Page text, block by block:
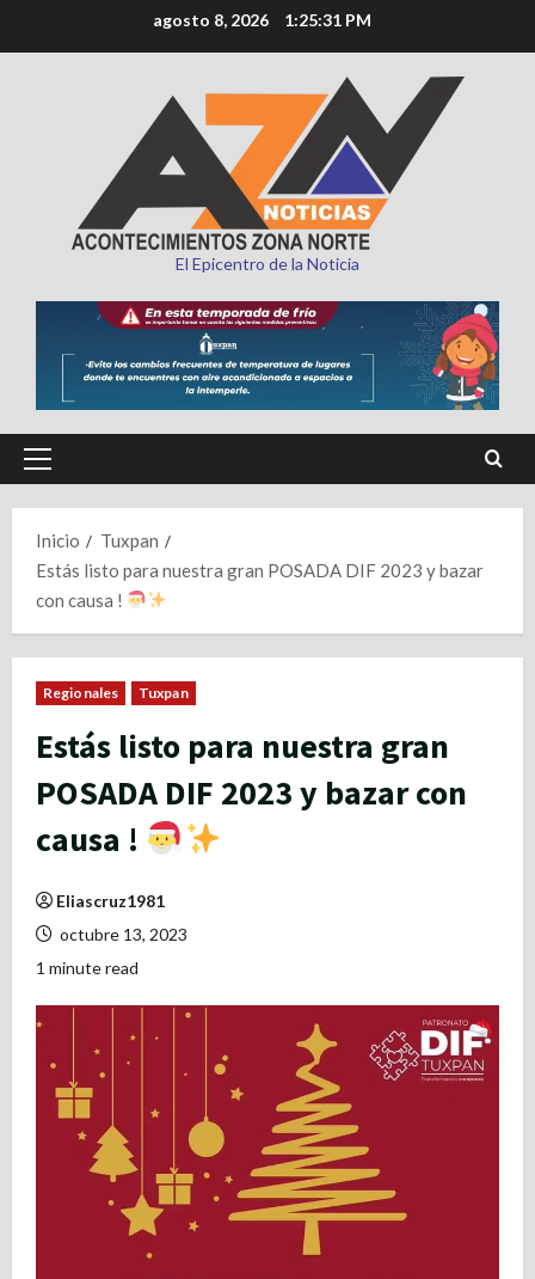
al
agosto 8, 2026 1:25:32 PM
El Epicentro de la Noticia
Menú
Inicio
Tuxpan
Estás listo para nuestra gran POSADA DIF 2023 y bazar
con causa !
Regionales Tuxpan
Estás listo para nuestra gran
POSADA DIF 2023 y bazar con
causa !
Eliascruz1981
octubre 13, 2023
1 minute read